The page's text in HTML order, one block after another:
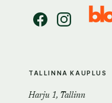
TALLINNA KAUPLUS
Harju 1, Tallinn